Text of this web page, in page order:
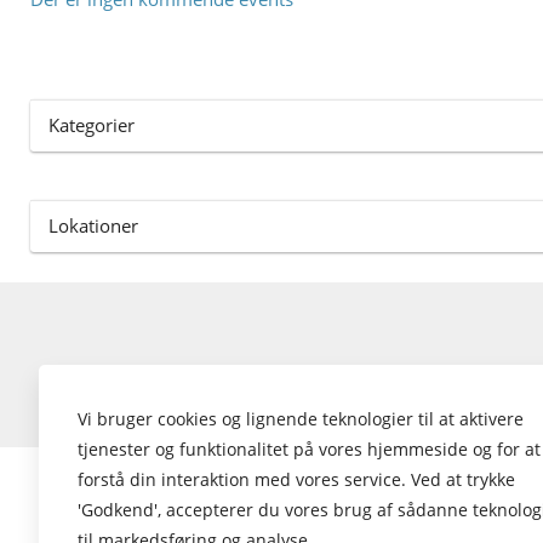
Kategorier
Lokationer
Nulstil cookies
Vi bruger cookies og lignende teknologier til at aktivere
tjenester og funktionalitet på vores hjemmeside og for at
forstå din interaktion med vores service. Ved at trykke
'Godkend', accepterer du vores brug af sådanne